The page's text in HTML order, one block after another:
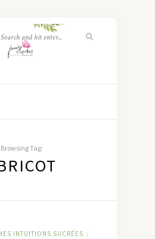
Browsing Tag:
INTUITIONS SUCRÉES /